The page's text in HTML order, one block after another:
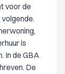
voor de
is
In de GBA
De